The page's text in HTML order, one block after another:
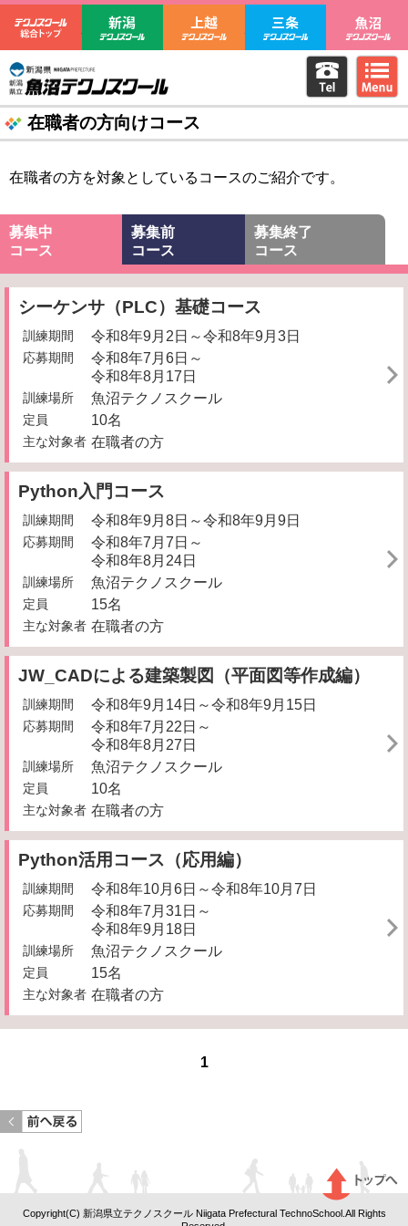
テクノスクール総合トップ
新潟テクノスクール上越テクノスクール
三条テクノ
新潟県立魚沼テクノスクール 電話を
在職者の方向けコース
在職者の方を対象としているコースのご紹介です。
募集中
コース
募集前
コース
募集終了
コース
シーケンサ（PLC）基礎コース
訓練期間 令和8年9月2日～令和8年9月3日
応募期間
令和8年7月6日～
令和8年8月17日
訓練場所 魚沼テクノスクール
定員 10名
主な対象者 在職者の方
Python入門コース
訓練期間 令和8年9月8日～令和8年9月9日
応募期間
令和8年7月7日～
令和8年8月24日
訓練場所 魚沼テクノスクール
定員 15名
主な対象者 在職者の方
JW_CADによる建築製図（平面図等作成編）
訓練期間 令和8年9月14日～令和8年9月15日
応募期間
令和8年7月22日～
令和8年8月27日
訓練場所 魚沼テクノスクール
定員 10名
主な対象者 在職者の方
Python活用コース（応用編）
訓練期間 令和8年10月6日～令和8年10月7日
応募期間
令和8年7月31日～
令和8年9月18日
訓練場所 魚沼テクノスクール
定員 15名
主な対象者 在職者の方
1
Copyright(C) 新潟県立テクノスクール Niigata Prefectural TechnoSchool.All Rights